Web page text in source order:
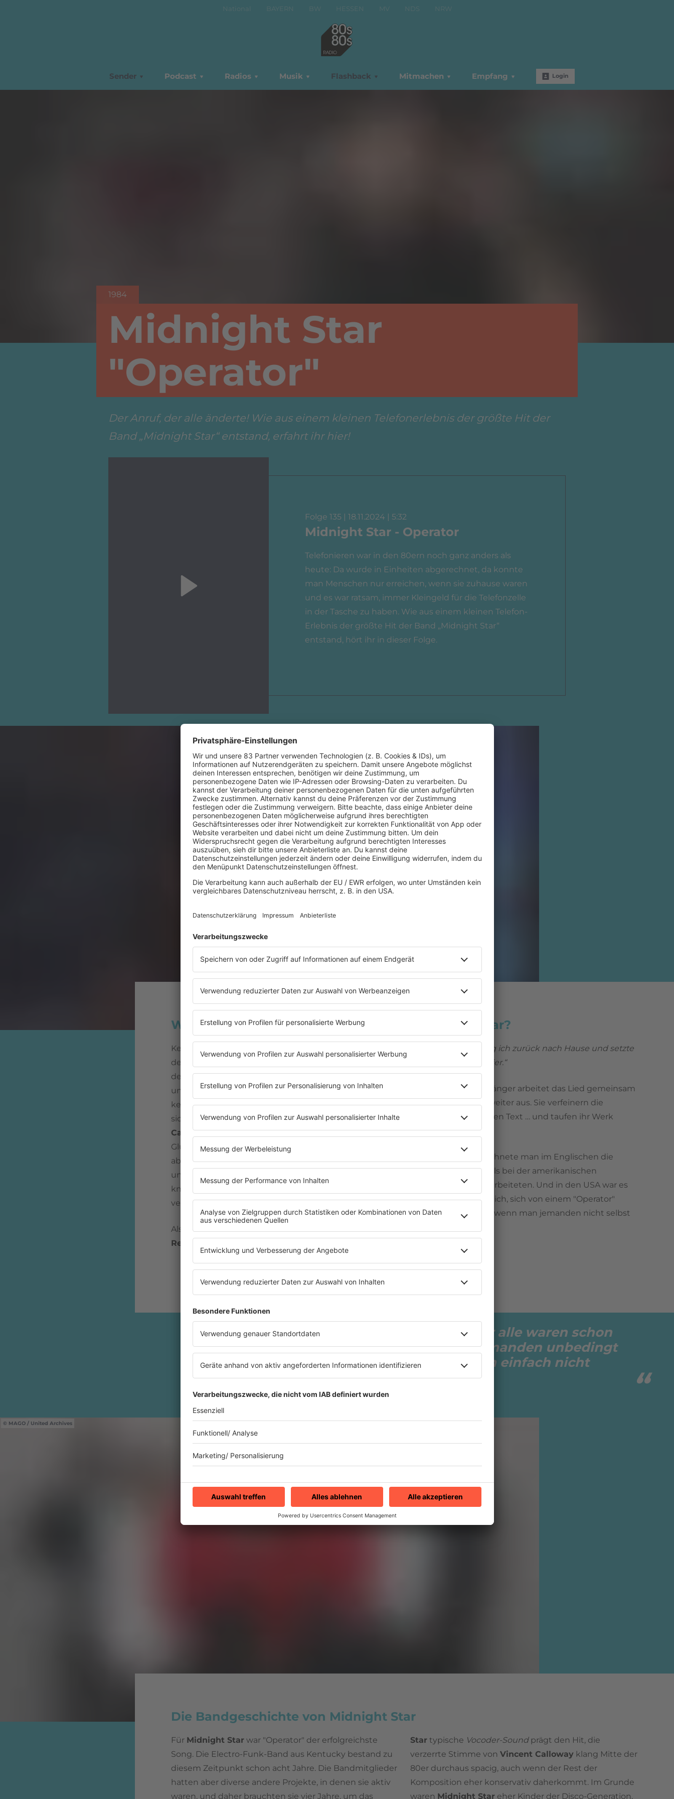
National BAYERN BW HESSEN MV NDS NRW
Sender Podcast Radios Musik Flashback Mitmachen Empfang Login
1984
Midnight Star
"Operator"
Der Anruf, der alle änderte! Wie aus einem kleinen Telefonerlebnis der größte Hit der
Band „Midnight Star“ entstand, erfahrt ihr hier!
Folge 135 | 18.11.2024 | 5:32
Midnight Star - Operator
Telefonieren war in den 80ern noch ganz anders als
heute: Da wurde in Einheiten abgerechnet, da konnte
man Menschen nur erreichen, wenn sie zuhause waren
und es war ratsam, immer Kleingeld für die Telefonzelle
in der Tasche zu haben. Wie aus einem kleinen Telefon-
Erlebnis der größte Hit der Band „Midnight Star“
entstand, hört ihr in dieser Folge.
Wie entstand der Song "Operator" von Midnight Star?
Kentucky im Winter 1983.
der Band
dem Telefon und ist kurz davor durchzudrehen. Er will
unbedingt seine Freundin erreichen. Doch er bekommt
keine freie Leitung - alles, was er hört, ist das monotone,
sich immer wiederholende Besetztzeichen.Reggie
Callowayläuft also zur nächsten Telefonzelle. Zum
Glück, frei! Er schafft es auch seine Freundin anzurufen,
aber mitten im Gespräch geht ihm das Kleingeld aus
und die Verbindung bricht ab. Enttäuscht und wütend
knallt
verlässt die Telefonzelle…
Als Sänger, Multi-Instrumentalist und Songwriter kann
Reggie Calloway
Also ging ich zurück nach Hause und setzte
mich gleich ans Klavier.“
Midnight Star
Sänger arbeitet das Lied gemeinsam
mit seinem Bruder weiter aus. Sie verfeinern die
Melodie, schreiben den Text … und taufen ihr Werk
„Operator“.
Als „Operator“ bezeichnete man im Englischen die
Menschen, die damals bei der amerikanischen
Telefonvermittlung arbeiteten. Und in den USA war es
damals durchaus üblich, sich von einem "Operator"
verbinden zu lassen, wenn man jemanden nicht selbst
„Wir alle kennen das. Wir alle waren schon
in Situationen, wo wir jemanden unbedingt
sprechen wollten und ihn einfach nicht
erreichen konnten.“
MAGO / United Archives
Die Bandgeschichte von Midnight Star
Für Midnight Starwar "Operator" der erfolgreichste
Song. Die Electro-Funk-Band aus Kentucky bestand zu
diesem Zeitpunkt schon acht Jahre. Die Bandmitglieder
hatten aber diverse andere Projekte, in denen sie aktiv
waren, und daher brauchten sie vier Jahre, um das
Star typische Vocoder-Soundprägt den Hit, die
verzerrte Stimme vonVincent Calloway klang Mitte der
80er durchaus spacig, auch wenn der Rest der
Komposition eher konservativ daherkommt. Im Grunde
waren Midnight Star eher Kinder der Disco-Generation,